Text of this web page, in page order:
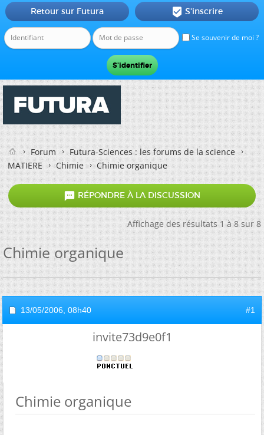
Se souvenir de moi ?
Retour sur Futura  S'inscrire
Forum
Futura-Sciences : les forums de la science
MATIERE
Chimie Chimie organique
 RÉPONDRE À LA DISCUSSION
Affichage des résultats 1 à 8 sur 8
Chimie organique
13/05/2006, 08h40 #1
invite73d9e0f1
Chimie organique